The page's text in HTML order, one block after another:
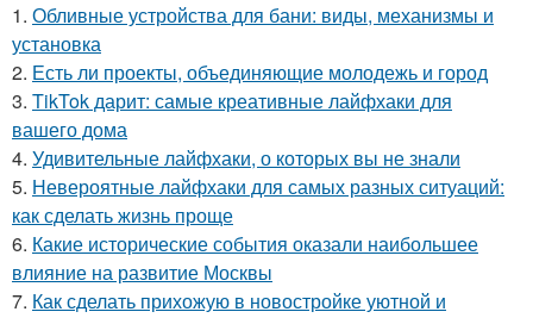
1. Обливные устройства для бани: виды, механизмы и
установка
2. Есть ли проекты, объединяющие молодежь и город
3. TikTok дарит: самые креативные лайфхаки для
вашего дома
4. Удивительные лайфхаки, о которых вы не знали
5. Невероятные лайфхаки для самых разных ситуаций:
как сделать жизнь проще
6. Какие исторические события оказали наибольшее
влияние на развитие Москвы
7. Как сделать прихожую в новостройке уютной и